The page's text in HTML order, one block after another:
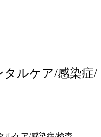
タルケア/感染症/